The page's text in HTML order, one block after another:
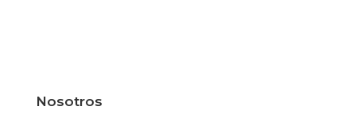
Nosotros